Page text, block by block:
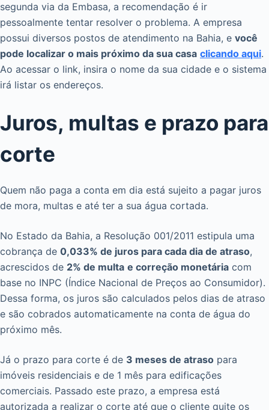
segunda via da Embasa, a recomendação é ir
pessoalmente tentar resolver o problema. A empresa
possui diversos postos de atendimento na Bahia, e você
pode localizar o mais próximo da sua casa clicando aqui.
Ao acessar o link, insira o nome da sua cidade e o sistema
irá listar os endereços.
Juros, multas e prazo para
corte
Quem não paga a conta em dia está sujeito a pagar juros
de mora, multas e até ter a sua água cortada.
No Estado da Bahia, a Resolução 001/2011 estipula uma
cobrança de 0,033% de juros para cada dia de atraso,
acrescidos de 2% de multa e correção monetária com
base no INPC (Índice Nacional de Preços ao Consumidor).
Dessa forma, os juros são calculados pelos dias de atraso
e são cobrados automaticamente na conta de água do
próximo mês.
Já o prazo para corte é de 3 meses de atraso para
imóveis residenciais e de 1 mês para edificações
comerciais. Passado este prazo, a empresa está
autorizada a realizar o corte até que o cliente quite os